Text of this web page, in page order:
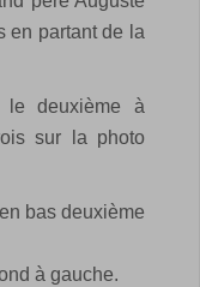
en partant de la
le deuxième à
sur la photo
bas deuxième
à gauche.